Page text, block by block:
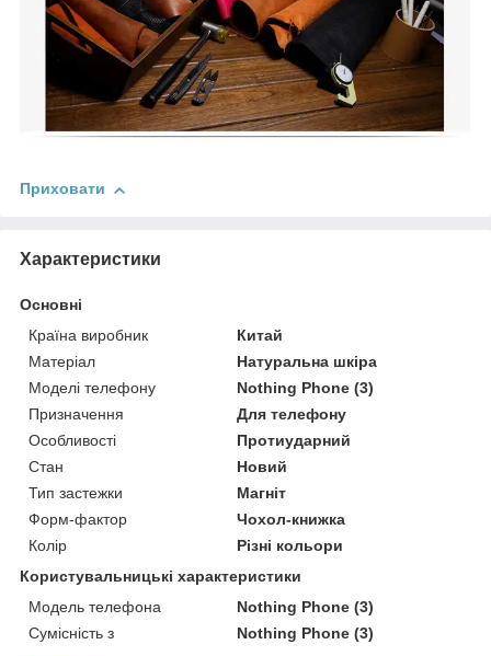
Приховати
Характеристики
Основні
Країна виробник
Китай
Матеріал
Натуральна шкіра
Моделі телефону
Nothing Phone (3)
Призначення
Для телефону
Особливості
Протиударний
Стан
Новий
Тип застежки
Магніт
Форм-фактор
Чохол-книжка
Колір
Різні кольори
Користувальницькі характеристики
Модель телефона
Nothing Phone (3)
Сумісність з
Nothing Phone (3)